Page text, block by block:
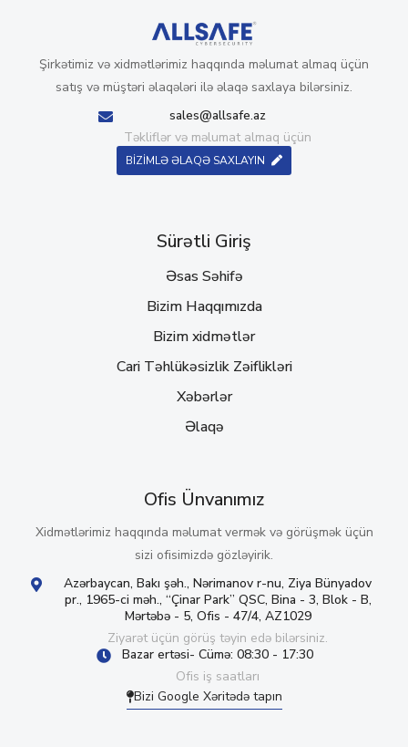
Şirkətimiz və xidmətlərimiz haqqında məlumat almaq üçün
satış və müştəri əlaqələri ilə əlaqə saxlaya bilərsiniz.
sales@allsafe.az
Təkliflər və məlumat almaq üçün
BİZİMLƏ ƏLAQƏ SAXLAYIN
Sürətli Giriş
Əsas Səhifə
Bizim Haqqımızda
Bizim xidmətlər
Cari Təhlükəsizlik Zəiflikləri
Xəbərlər
Əlaqə
Ofis Ünvanımız
Xidmətlərimiz haqqında məlumat vermək və görüşmək üçün
sizi ofisimizdə gözləyirik.
Azərbaycan, Bakı şəh., Nərimanov r-nu, Ziya Bünyadov
pr., 1965-ci məh., “Çinar Park” QSC, Bina - 3, Blok - B,
Mərtəbə - 5, Ofis - 47/4, AZ1029
Ziyarət üçün görüş təyin edə bilərsiniz.
Bazar ertəsi- Cümə: 08:30 - 17:30
Ofis iş saatları
Bizi Google Xəritədə tapın